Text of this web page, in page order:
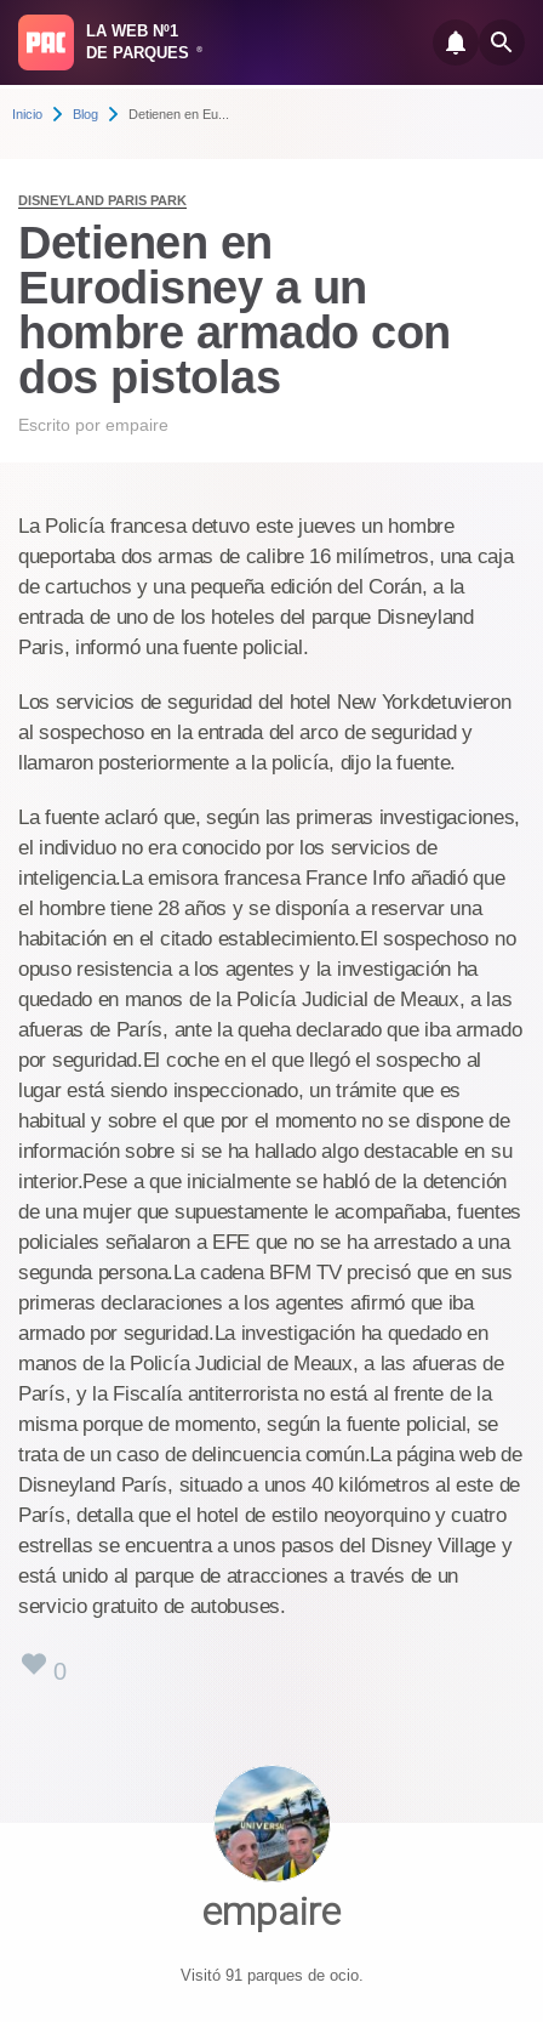
LA WEB Nº1
DE PARQUES
®
Inicio Blog De​tienen en Eu...
DISNEYLAND PARIS PARK
De​tienen en
Eurodisney a un
hombre armado con
dos pistolas
Escrito por empaire
La Policía francesa detuvo este jueves un hombre
queportaba dos armas de calibre 16 milímetros, una caja
de cartuchos y una pequeña edición del Corán, a la
entrada de uno de los hoteles del parque Disneyland
Paris, informó una fuente policial.
Los servicios de seguridad del hotel New Yorkdetuvieron
al sospechoso en la entrada del arco de seguridad y
llamaron posteriormente a la policía, dijo la fuente.
La fuente aclaró que, según las primeras investigaciones,
el individuo no era conocido por los servicios de
inteligencia.La emisora francesa France Info añadió que
el hombre tiene 28 años y se disponía a reservar una
habitación en el citado establecimiento.El sospechoso no
opuso resistencia a los agentes y la investigación ha
quedado en manos de la Policía Judicial de Meaux, a las
afueras de París, ante la queha declarado que iba armado
por seguridad.El coche en el que llegó el sospecho al
lugar está siendo inspeccionado, un trámite que es
habitual y sobre el que por el momento no se dispone de
información sobre si se ha hallado algo destacable en su
interior.Pese a que inicialmente se habló de la detención
de una mujer que supuestamente le acompañaba, fuentes
policiales señalaron a EFE que no se ha arrestado a una
segunda persona.La cadena BFM TV precisó que en sus
primeras declaraciones a los agentes afirmó que iba
armado por seguridad.La investigación ha quedado en
manos de la Policía Judicial de Meaux, a las afueras de
París, y la Fiscalía antiterrorista no está al frente de la
misma porque de momento, según la fuente policial, se
trata de un caso de delincuencia común.La página web de
Disneyland París, situado a unos 40 kilómetros al este de
París, detalla que el hotel de estilo neoyorquino y cuatro
estrellas se encuentra a unos pasos del Disney Village y
está unido al parque de atracciones a través de un
servicio gratuito de autobuses.
0
empaire
Visitó 91 parques de ocio.